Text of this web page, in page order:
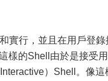
實行，並且在用戶登錄
樣的Shell由於是接受用
）Shell。像這